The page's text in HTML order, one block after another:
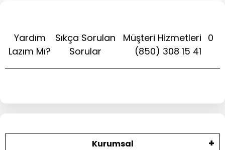
Yardım
Lazım Mı?
Sıkça Sorulan
Sorular
Müşteri Hizmetleri 0
(850) 308 15 41
Kurumsal